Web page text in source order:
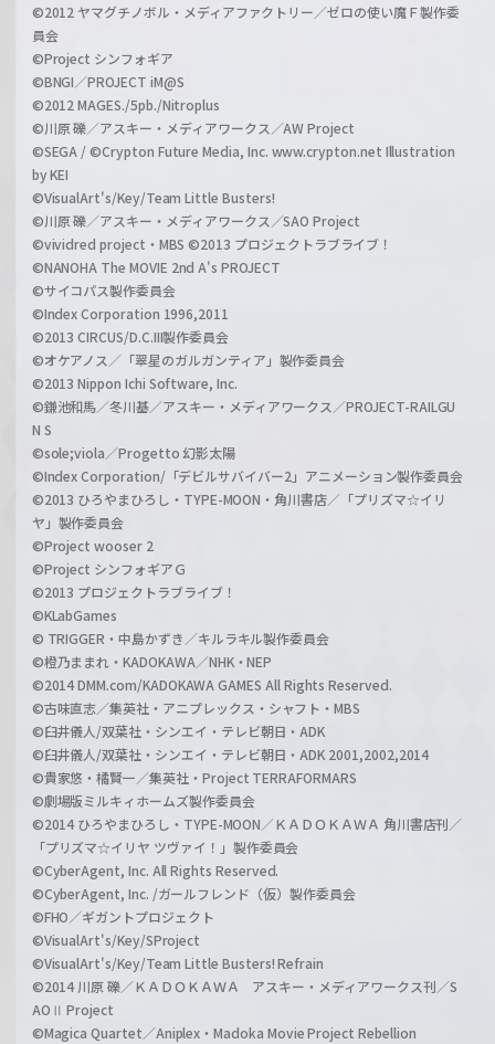
©2012 ヤマグチノボル・メディアファクトリー／ゼロの使い魔Ｆ製作委
員会
©Project シンフォギア
©BNGI／PROJECT iM@S
©2012 MAGES./5pb./Nitroplus
©川原 礫／アスキー・メディアワークス／AW Project
©SEGA / ©Crypton Future Media, Inc. www.crypton.net Illustration
by KEI
©VisualArt's/Key/Team Little Busters!
©川原 礫／アスキー・メディアワークス／SAO Project
©vividred project・MBS ©2013 プロジェクトラブライブ！
©NANOHA The MOVIE 2nd A's PROJECT
©サイコパス製作委員会
©Index Corporation 1996,2011
©2013 CIRCUS/D.C.III製作委員会
©オケアノス／「翠星のガルガンティア」製作委員会
©2013 Nippon Ichi Software, Inc.
©鎌池和馬／冬川基／アスキー・メディアワークス／PROJECT-RAILGU
N S
©sole;viola／Progetto 幻影太陽
©Index Corporation/「デビルサバイバー2」アニメーション製作委員会
©2013 ひろやまひろし・TYPE-MOON・角川書店／「プリズマ☆イリ
ヤ」製作委員会
©Project wooser 2
©Project シンフォギアＧ
©2013 プロジェクトラブライブ！
©KLabGames
© TRIGGER・中島かずき／キルラキル製作委員会
©橙乃ままれ・KADOKAWA／NHK・NEP
©2014 DMM.com/KADOKAWA GAMES All Rights Reserved.
©古味直志／集英社・アニプレックス・シャフト・MBS
©臼井儀人/双葉社・シンエイ・テレビ朝日・ADK
©臼井儀人/双葉社・シンエイ・テレビ朝日・ADK 2001,2002,2014
©貴家悠・橘賢一／集英社・Project TERRAFORMARS
©劇場版ミルキィホームズ製作委員会
©2014 ひろやまひろし・TYPE-MOON／ＫＡＤＯＫＡＷＡ 角川書店刊／
「プリズマ☆イリヤ ツヴァイ！」製作委員会
©CyberAgent, Inc. All Rights Reserved.
©CyberAgent, Inc. /ガールフレンド（仮）製作委員会
©FHO／ギガントプロジェクト
©VisualArt's/Key/SProject
©VisualArt's/Key/Team Little Busters! Refrain
©2014 川原 礫／ＫＡＤＯＫＡＷＡ アスキー・メディアワークス刊／S
AOⅡ Project
©Magica Quartet／Aniplex・Madoka Movie Project Rebellion